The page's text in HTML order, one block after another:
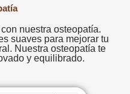
nuestra osteopatía.
suaves para mejorar tu
Nuestra osteopatía te
y equilibrado.